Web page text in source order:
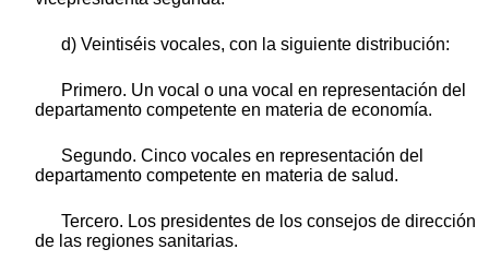
d) Veintiséis vocales, con la siguiente distribución:
Primero. Un vocal o una vocal en representación del
departamento competente en materia de economía.
Segundo. Cinco vocales en representación del
departamento competente en materia de salud.
Tercero. Los presidentes de los consejos de dirección
de las regiones sanitarias.